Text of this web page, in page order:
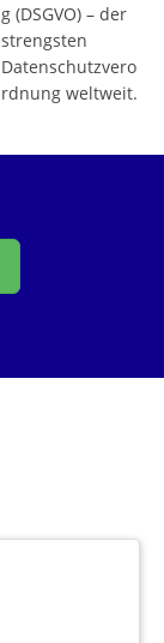
g (DSGVO) – der
strengsten
Datenschutzvero
rdnung weltweit.